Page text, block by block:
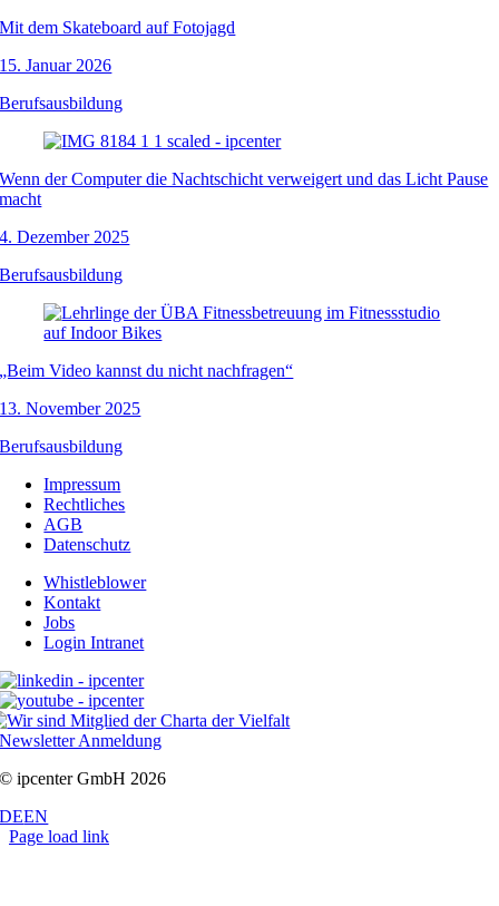
Mit dem Skateboard auf Fotojagd
15. Januar 2026
Berufsausbildung
Wenn der Computer die Nachtschicht verweigert und das Licht Pause
macht
4. Dezember 2025
Berufsausbildung
„Beim Video kannst du nicht nachfragen“
13. November 2025
Berufsausbildung
Impressum
Rechtliches
AGB
Datenschutz
Whistleblower
Kontakt
Jobs
Login Intranet
Newsletter Anmeldung
© ipcenter GmbH 2026
DEEN
Page load link